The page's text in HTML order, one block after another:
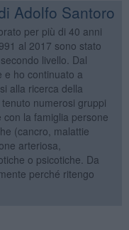
Adolfo Santoro
per più di 40 anni
al 2017 sono stato
livello. Dal
e ho continuato a
alla ricerca della
numerosi gruppi
la famiglia persone
(cancro, malattie
arteriosa,
o psicotiche. Da
perché ritengo